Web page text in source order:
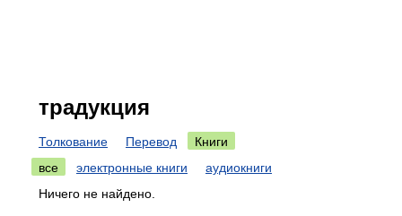
традукция
Толкование Перевод
Книги
все
электронные книги
аудиокниги
Ничего не найдено.